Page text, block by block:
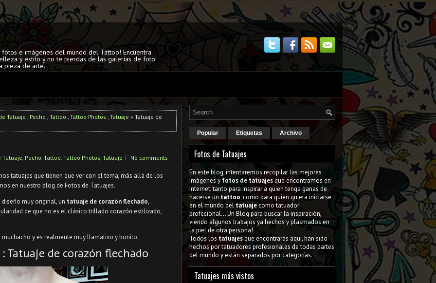
e imágenes del mundo del Tattoo! Encuentra
y estilo y no te pierdas de las galerías de foto
pieza de arte.
Tatuaje , Pecho , Tattoo , Tattoo Photos , Tatuaje » Tatuaje de
Tatuaje, Pecho, Tattoo, Tattoo Photos, Tatuaje No comments
tatuajes que tienen que ver con el tema, más allá de los
en nuestro blog de Fotos de Tatuajes.
muy original, un tatuaje de corazón flechado,
de que no es el clásico trillado corazón estilizado,
y es realmente muy llamativo y bonito.
Tatuaje de corazón flechado
Popular Etiquetas Archivo
Fotos de Tatuajes
En este blog, intentaremos recopilar las mejores
imágenes y fotos de tatuajesque encontramos en
Internet, tanto para inspirar a quien tenga ganas de
hacerse un tattoo, como para quien quiera iniciarse
en el mundo del tatuajecomo tatuador
profesional... Un Blog para buscar la inspiración,
viendo algunos trabajos ya hechos y plasmados en
la piel de otra persona!
Todos los tatuajesque encontrarás aquí, han sido
hechos por tatuadores profesionales de todas partes
del mundo y están separados por categorías.
Tatuajes más vistos